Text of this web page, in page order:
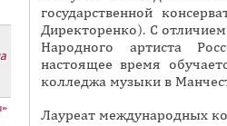
П
и
в
н
а
в
государственной
Директоренко). С
Народного артиста
настоящее время
колледжа музыки в
Лауреат международных